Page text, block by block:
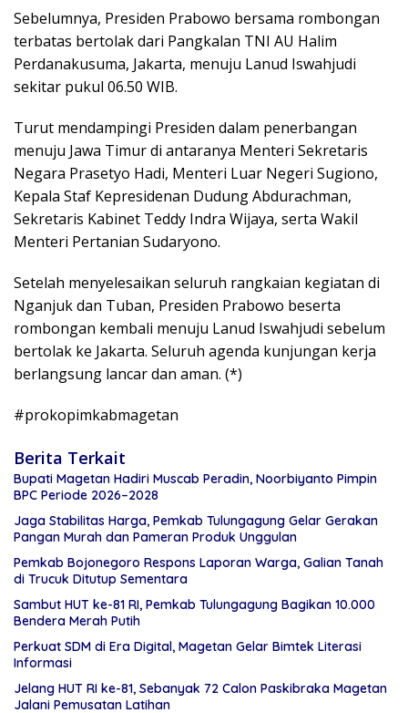
Sebelumnya, Presiden Prabowo bersama rombongan
terbatas bertolak dari Pangkalan TNI AU Halim
Perdanakusuma, Jakarta, menuju Lanud Iswahjudi
sekitar pukul 06.50 WIB.
Turut mendampingi Presiden dalam penerbangan
menuju Jawa Timur di antaranya Menteri Sekretaris
Negara Prasetyo Hadi, Menteri Luar Negeri Sugiono,
Kepala Staf Kepresidenan Dudung Abdurachman,
Sekretaris Kabinet Teddy Indra Wijaya, serta Wakil
Menteri Pertanian Sudaryono.
Setelah menyelesaikan seluruh rangkaian kegiatan di
Nganjuk dan Tuban, Presiden Prabowo beserta
rombongan kembali menuju Lanud Iswahjudi sebelum
bertolak ke Jakarta. Seluruh agenda kunjungan kerja
berlangsung lancar dan aman. (*)
#prokopimkabmagetan
Berita Terkait
Bupati Magetan Hadiri Muscab Peradin, Noorbiyanto Pimpin
BPC Periode 2026–2028
Jaga Stabilitas Harga, Pemkab Tulungagung Gelar Gerakan
Pangan Murah dan Pameran Produk Unggulan
Pemkab Bojonegoro Respons Laporan Warga, Galian Tanah
di Trucuk Ditutup Sementara
Sambut HUT ke-81 RI, Pemkab Tulungagung Bagikan 10.000
Bendera Merah Putih
Perkuat SDM di Era Digital, Magetan Gelar Bimtek Literasi
Informasi
Jelang HUT RI ke-81, Sebanyak 72 Calon Paskibraka Magetan
Jalani Pemusatan Latihan